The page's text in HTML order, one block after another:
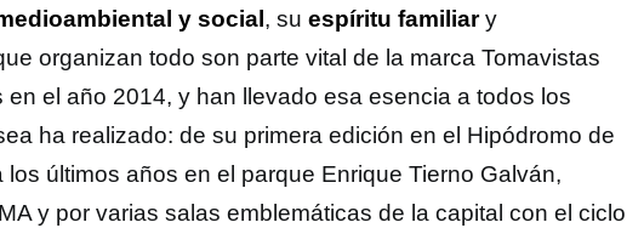
y social , su espíritu familiary
organizan todo son parte vital de la marca Tomavistas
en el año 2014, y han llevado esa esencia a todos los
ha realizado: de su primera edición en el Hipódromo de
los últimos años en el parque Enrique Tierno Galván,
y por varias salas emblemáticas de la capital con el ciclo